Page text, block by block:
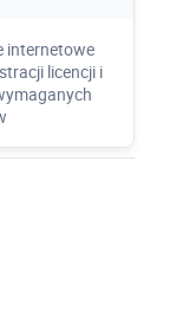
internetowe
licencji i